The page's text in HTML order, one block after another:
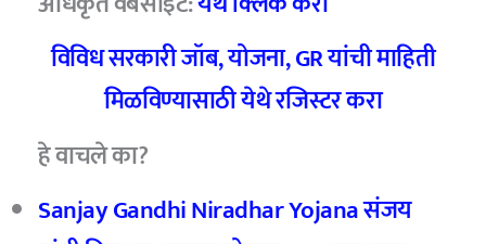
विविध सरकारी जॉब,योजना, GRयांची माहिती
मिळविण्यासाठी येथे रजिस्टर करा
हे वाचले का?
Sanjay Gandhi Niradhar Yojana संजय